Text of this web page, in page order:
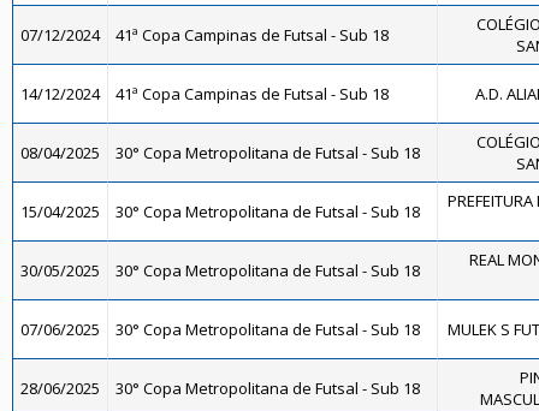
07/12/2024 41ª Copa Campinas de Futsal - Sub 18
14/12/2024 41ª Copa Campinas de Futsal - Sub 18 A.D.
08/04/2025 30° Copa Metropolitana de Futsal - Sub 18
15/04/2025 30° Copa Metropolitana de Futsal - Sub 18
30/05/2025 30° Copa Metropolitana de Futsal - Sub 18 REAL
07/06/2025 30° Copa Metropolitana de Futsal - Sub 18 MULEK S
28/06/2025 30° Copa Metropolitana de Futsal - Sub 18